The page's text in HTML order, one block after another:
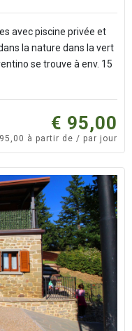
avec piscine privée et
la nature dans la vert
se trouve à env. 15
€ 95,00
à partir de / par jour